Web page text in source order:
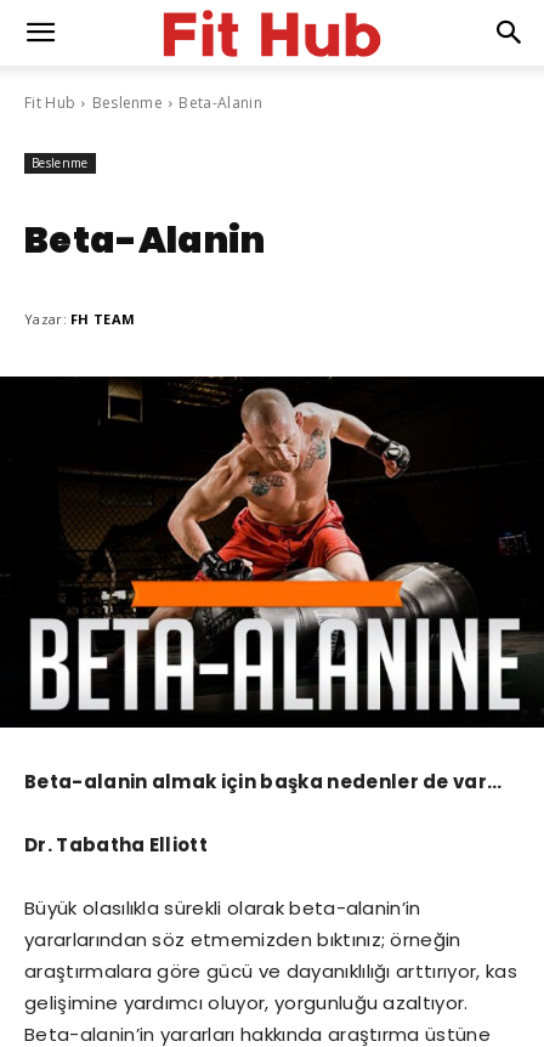
Fit Hub Beslenme Beta-Alanin
Beslenme
Beta-Alanin
Yazar: FH TEAM
Beta-alanin almak için başka nedenler de var…
Dr. Tabatha Elliott
Büyük olasılıkla sürekli olarak beta-alanin’in
yararlarından söz etmemizden bıktınız; örneğin
araştırmalara göre gücü ve dayanıklılığı arttırıyor, kas
gelişimine yardımcı oluyor, yorgunluğu azaltıyor.
Beta-alanin’in yararları hakkında araştırma üstüne